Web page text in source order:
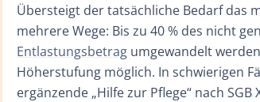
Übersteigt der tatsächliche Bedarf das
mehrere Wege: Bis zu 40 % des nicht
Entlastungsbetragumgewandelt
Höherstufung möglich. In schwierigen
ergänzende „Hilfe zur Pflege“ nach SGB